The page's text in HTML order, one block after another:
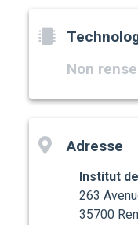
Non
Adresse
Institut
263
35700